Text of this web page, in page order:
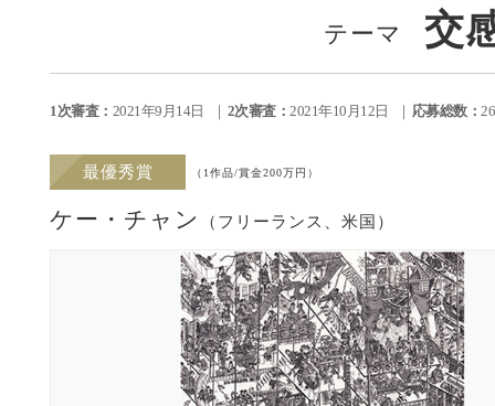
テーマ 交
1次審査： 2021年9月14日 2次審査： 2021年10月12日 応募総数：
最優秀賞 （1作品/賞金200万円）
ケー・チャン （フリーランス、米国）